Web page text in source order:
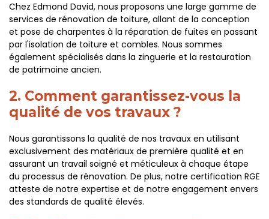
Chez Edmond David, nous proposons une large gamme de
services de rénovation de toiture, allant de la conception
et pose de charpentes à la réparation de fuites en passant
par l'isolation de toiture et combles. Nous sommes
également spécialisés dans la zinguerie et la restauration
de patrimoine ancien.
2. Comment garantissez-vous la
qualité de vos travaux ?
Nous garantissons la qualité de nos travaux en utilisant
exclusivement des matériaux de première qualité et en
assurant un travail soigné et méticuleux à chaque étape
du processus de rénovation. De plus, notre certification RGE
atteste de notre expertise et de notre engagement envers
des standards de qualité élevés.